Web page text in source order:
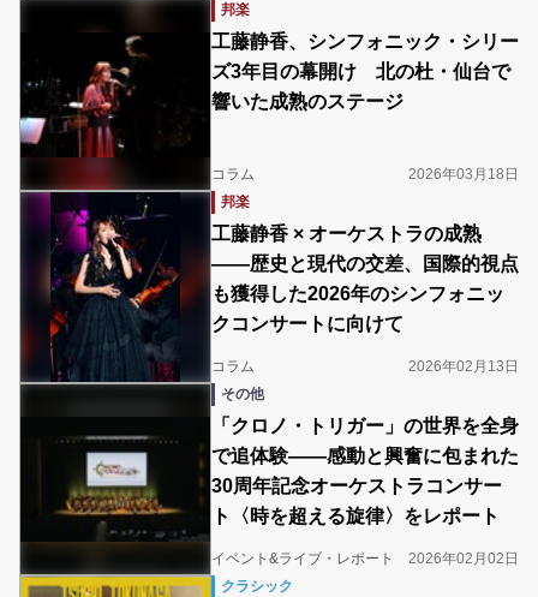
邦楽
工藤静香、シンフォニック・シリー
ズ3年目の幕開け 北の杜・仙台で
響いた成熟のステージ
コラム
2026年03月18日
邦楽
工藤静香 × オーケストラの成熟
――歴史と現代の交差、国際的視点
も獲得した2026年のシンフォニッ
クコンサートに向けて
コラム
2026年02月13日
その他
「クロノ・トリガー」の世界を全身
で追体験――感動と興奮に包まれた
30周年記念オーケストラコンサー
ト〈時を超える旋律〉をレポート
イベント&ライブ・レポート
2026年02月02日
クラシック